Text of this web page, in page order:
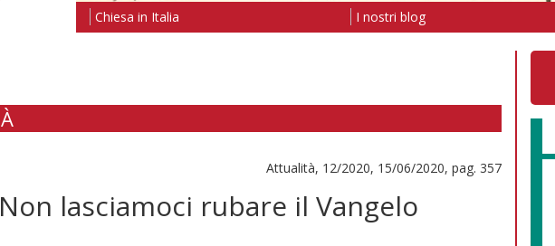
Chiesa in Italia I nostri blog
Attualità, 12/2020, 15/06/2020, pag. 357
lasciamoci rubare il Vangelo